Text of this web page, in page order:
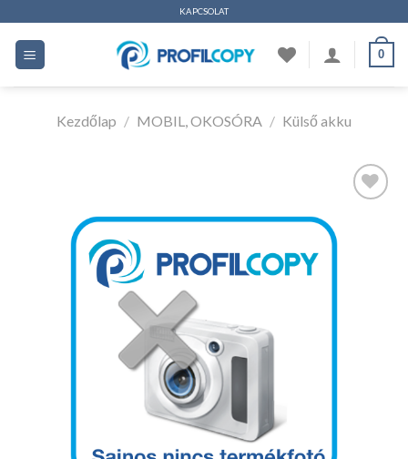
tartalomhoz
KAPCSOLAT
0
Kezdőlap / MOBIL, OKOSÓRA / Külső akku
Kedvencekhez